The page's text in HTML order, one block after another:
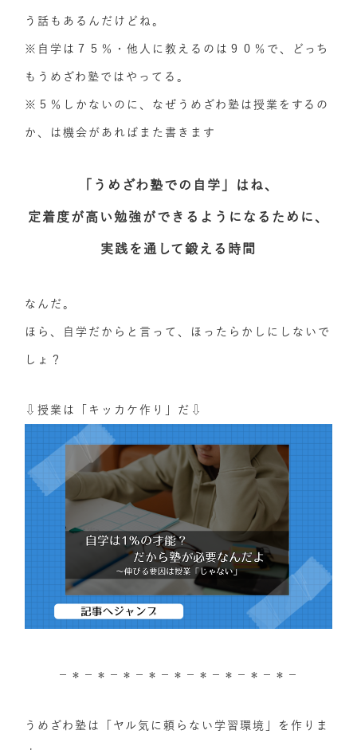
う話もあるんだけどね。
※自学は７５％・他人に教えるのは９０％で、どっち
もうめざわ塾ではやってる。
※５％しかないのに、なぜうめざわ塾は授業をするの
か、は機会があればまた書きます
「うめざわ塾での自学」はね、
定着度が高い勉強ができるようになるために、
実践を通して鍛える時間
なんだ。
ほら、自学だからと言って、ほったらかしにしないで
しょ？
⇩授業は「キッカケ作り」だ⇩
－＊－＊－＊－＊－＊－＊－＊－＊－＊－
うめざわ塾は「ヤル気に頼らない学習環境」を作りま